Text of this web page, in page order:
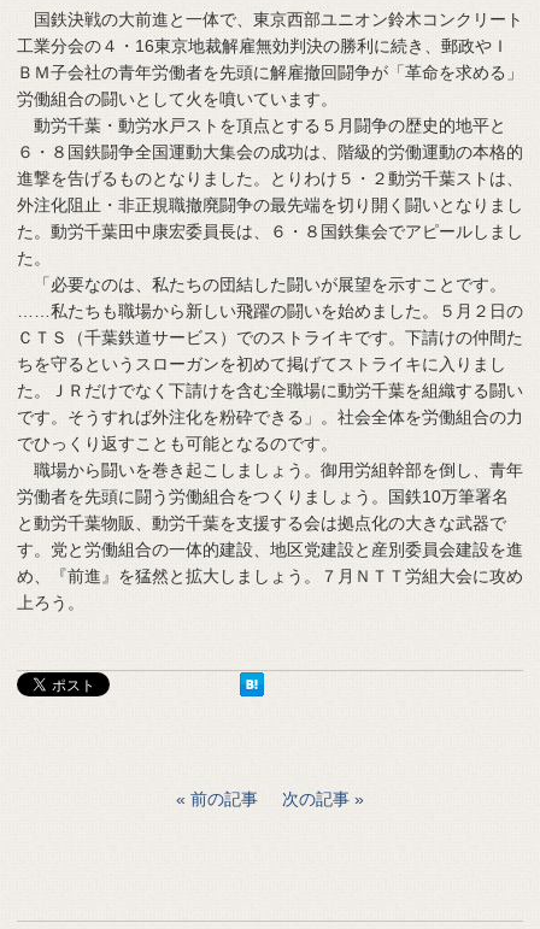
国鉄決戦の大前進と一体で、東京西部ユニオン鈴木コンクリート
工業分会の４・16東京地裁解雇無効判決の勝利に続き、郵政やＩ
ＢＭ子会社の青年労働者を先頭に解雇撤回闘争が「革命を求める」
労働組合の闘いとして火を噴いています。
動労千葉・動労水戸ストを頂点とする５月闘争の歴史的地平と
６・８国鉄闘争全国運動大集会の成功は、階級的労働運動の本格的
進撃を告げるものとなりました。とりわけ５・２動労千葉ストは、
外注化阻止・非正規職撤廃闘争の最先端を切り開く闘いとなりまし
た。動労千葉田中康宏委員長は、６・８国鉄集会でアピールしまし
た。
「必要なのは、私たちの団結した闘いが展望を示すことです。
……私たちも職場から新しい飛躍の闘いを始めました。５月２日の
ＣＴＳ（千葉鉄道サービス）でのストライキです。下請けの仲間た
ちを守るというスローガンを初めて掲げてストライキに入りまし
た。ＪＲだけでなく下請けを含む全職場に動労千葉を組織する闘い
です。そうすれば外注化を粉砕できる」。社会全体を労働組合の力
でひっくり返すことも可能となるのです。
職場から闘いを巻き起こしましょう。御用労組幹部を倒し、青年
労働者を先頭に闘う労働組合をつくりましょう。国鉄10万筆署名
と動労千葉物販、動労千葉を支援する会は拠点化の大きな武器で
す。党と労働組合の一体的建設、地区党建設と産別委員会建設を進
め、『前進』を猛然と拡大しましょう。７月ＮＴＴ労組大会に攻め
上ろう。
前の記事 次の記事